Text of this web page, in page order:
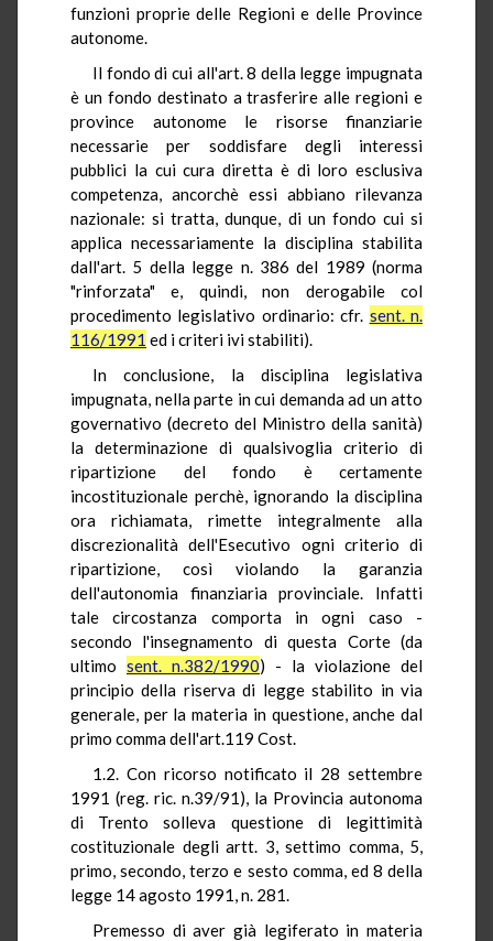
funzioni proprie delle Regioni e delle Province
autonome.
Il fondo di cui all'art. 8 della legge impugnata
è un fondo destinato a trasferire alle regioni e
province autonome le risorse finanziarie
necessarie per soddisfare degli interessi
pubblici la cui cura diretta è di loro esclusiva
competenza, ancorchè essi abbiano rilevanza
nazionale: si tratta, dunque, di un fondo cui si
applica necessariamente la disciplina stabilita
dall'art. 5 della legge n. 386 del 1989 (norma
"rinforzata" e, quindi, non derogabile col
procedimento legislativo ordinario: cfr. sent. n.
116/1991 ed i criteri ivi stabiliti).
In conclusione, la disciplina legislativa
impugnata, nella parte in cui demanda ad un atto
governativo (decreto del Ministro della sanità)
la determinazione di qualsivoglia criterio di
ripartizione del fondo è certamente
incostituzionale perchè, ignorando la disciplina
ora richiamata, rimette integralmente alla
discrezionalità dell'Esecutivo ogni criterio di
ripartizione, così violando la garanzia
dell'autonomia finanziaria provinciale. Infatti
tale circostanza comporta in ogni caso -
secondo l'insegnamento di questa Corte (da
ultimo sent. n.382/1990) - la violazione del
principio della riserva di legge stabilito in via
generale, per la materia in questione, anche dal
primo comma dell'art.119 Cost.
1.2. Con ricorso notificato il 28 settembre
1991 (reg. ric. n.39/91), la Provincia autonoma
di Trento solleva questione di legittimità
costituzionale degli artt. 3, settimo comma, 5,
primo, secondo, terzo e sesto comma, ed 8 della
legge 14 agosto 1991, n. 281.
Premesso di aver già legiferato in materia